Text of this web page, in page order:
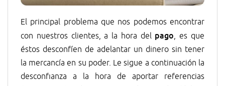
El principal problema que nos podemos encontrar
con nuestros clientes, a la hora delpago, es que
éstos desconfíen de adelantar un dinero sin tener
la mercancía en su poder. Le sigue a continuación la
desconfianza a la hora de aportar referencias